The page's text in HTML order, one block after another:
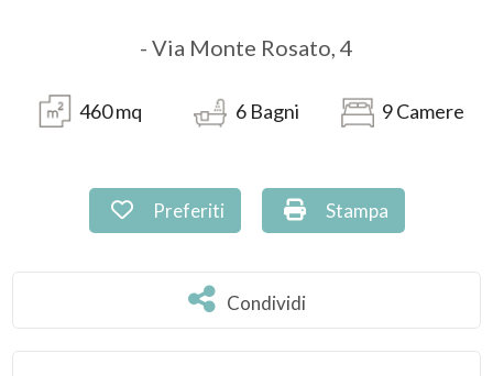
- Via Monte Rosato, 4
460mq 6Bagni 9Camere
Preferiti: Cod. PU-091
Preferiti Stampa: Cod. PU-
Stampa
Condividi
Condividi